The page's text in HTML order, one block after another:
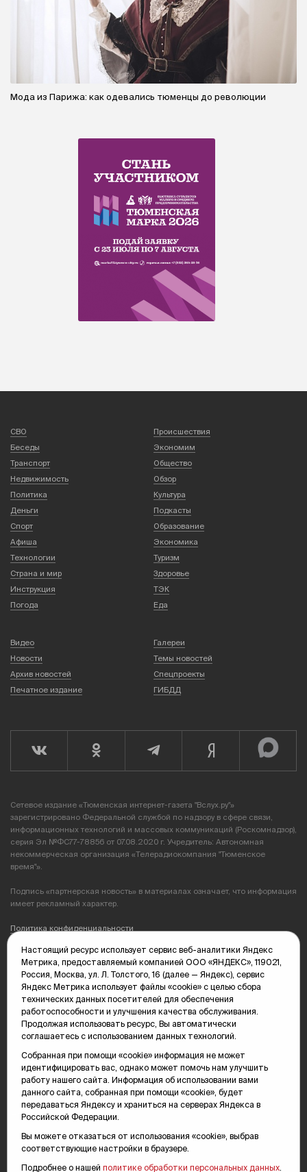
Мода из Парижа: как одевались тюменцы до революции
СВО
Происшествия
Беседы
Экономим
Транспорт
Общество
Недвижимость
Обзор
Политика
Культура
Деньги
Подкасты
Спорт
Образование
Афиша
Экономика
Технологии
Туризм
Страна и мир
Здоровье
Инструкция
ТЭК
Погода
Еда
Видео
Галереи
Новости
Темы новостей
Архив новостей
Спецпроекты
Печатное издание
ГИБДД
Сетевое издание «Тюменская интернет-газета "Вслух.ру"»
зарегистрировано Федеральной службой по надзору в сфере связи,
информационных технологий и массовых коммуникаций (Роскомнадзор),
серия Эл №ФС77-78856 от 07.08.2020 г. Учредитель: Автономная
некоммерческая организация «Телерадиокомпания "Тюменское
время"».
Подпись «партнерская новость» в материалах означает, что информация
имеет рекламный характер.
Политика конфиденциальности
Редакция: 625035, Тюмень, пр. Геологоразведчиков, 28А
(3452) 68-89-05
edit@vsluh.ru
Главный редактор: Панкина Т.Ю.
kika@vsluh.ru
По вопросам рекламы:
(3452) 68-89-78
kotovaev@sibinformburo.ru
mim@vsluh.ru
Настоящий ресурс использует сервис веб-аналитики Яндекс
Метрика, предоставляемый компанией ООО «ЯНДЕКС», 119021,
Россия, Москва, ул. Л. Толстого, 16 (далее — Яндекс), сервис
Яндекс Метрика использует файлы «cookie» с целью сбора
технических данных посетителей для обеспечения
работоспособности и улучшения качества обслуживания.
Продолжая использовать ресурс, Вы автоматически
соглашаетесь с использованием данных технологий.
Собранная при помощи «cookie» информация не может
идентифицировать вас, однако может помочь нам улучшить
работу нашего сайта. Информация об использовании вами
данного сайта, собранная при помощи «cookie», будет
передаваться Яндексу и храниться на серверах Яндекса в
Российской Федерации.
Вы можете отказаться от использования «cookie», выбрав
соответствующие настройки в браузере.
Подробнее о нашей политике обработки персональных данных